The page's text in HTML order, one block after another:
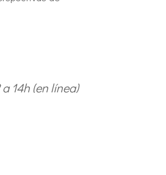
14h (en línea)